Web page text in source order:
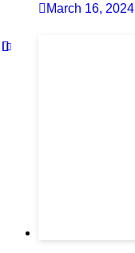
March 16, 2024